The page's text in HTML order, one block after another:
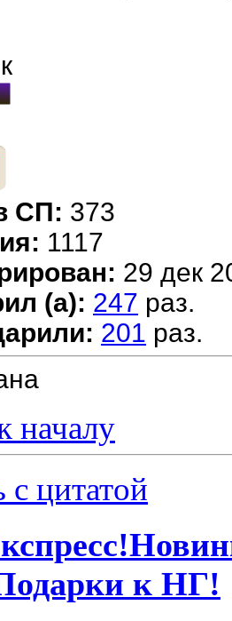
СП: 373
1117
29 дек
(а): 247 раз.
201 раз.
началу
с цитатой
к НГ!